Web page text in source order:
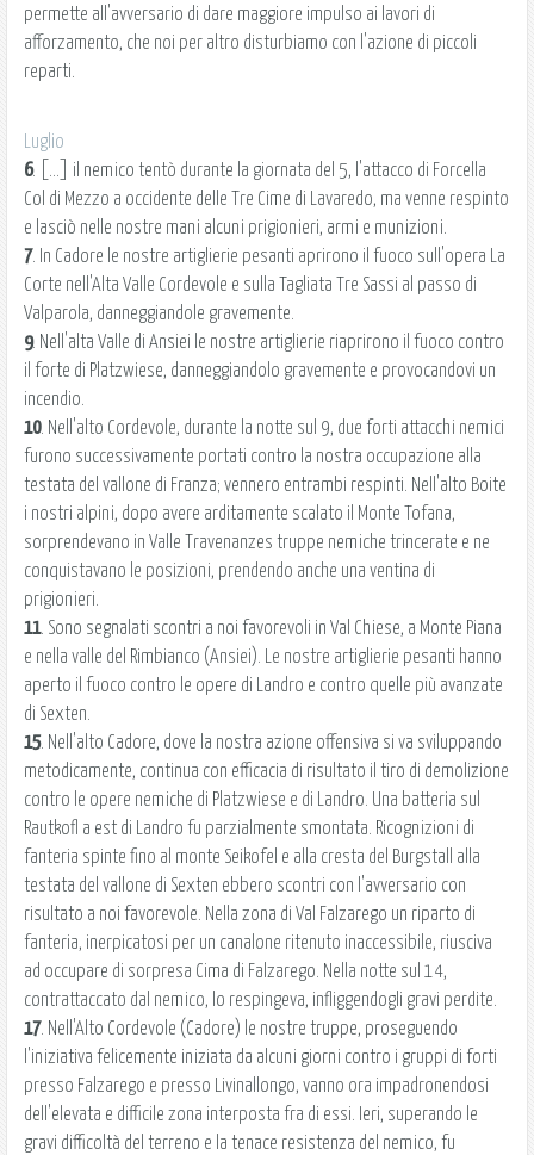
permette all'avversario di dare maggiore impulso ai lavori di
afforzamento, che noi per altro disturbiamo con l'azione di piccoli
reparti.
Luglio
6. [...] il nemico tentò durante la giornata del 5, l'attacco di Forcella
Col di Mezzo a occidente delle Tre Cime di Lavaredo, ma venne respinto
e lasciò nelle nostre mani alcuni prigionieri, armi e munizioni.
7. In Cadore le nostre artiglierie pesanti aprirono il fuoco sull'opera La
Corte nell'Alta Valle Cordevole e sulla Tagliata Tre Sassi al passo di
Valparola, danneggiandole gravemente.
9. Nell'alta Valle di Ansiei le nostre artiglierie riaprirono il fuoco contro
il forte di Platzwiese, danneggiandolo gravemente e provocandovi un
incendio.
10. Nell'alto Cordevole, durante la notte sul 9, due forti attacchi nemici
furono successivamente portati contro la nostra occupazione alla
testata del vallone di Franza; vennero entrambi respinti. Nell'alto Boite
i nostri alpini, dopo avere arditamente scalato il Monte Tofana,
sorprendevano in Valle Travenanzes truppe nemiche trincerate e ne
conquistavano le posizioni, prendendo anche una ventina di
prigionieri.
11. Sono segnalati scontri a noi favorevoli in Val Chiese, a Monte Piana
e nella valle del Rimbianco (Ansiei). Le nostre artiglierie pesanti hanno
aperto il fuoco contro le opere di Landro e contro quelle più avanzate
di Sexten.
15. Nell'alto Cadore, dove la nostra azione offensiva si va sviluppando
metodicamente, continua con efficacia di risultato il tiro di demolizione
contro le opere nemiche di Platzwiese e di Landro. Una batteria sul
Rautkofl a est di Landro fu parzialmente smontata. Ricognizioni di
fanteria spinte fino al monte Seikofel e alla cresta del Burgstall alla
testata del vallone di Sexten ebbero scontri con l'avversario con
risultato a noi favorevole. Nella zona di Val Falzarego un riparto di
fanteria, inerpicatosi per un canalone ritenuto inaccessibile, riusciva
ad occupare di sorpresa Cima di Falzarego. Nella notte sul 14,
contrattaccato dal nemico, lo respingeva, infliggendogli gravi perdite.
17. Nell'Alto Cordevole (Cadore) le nostre truppe, proseguendo
l'iniziativa felicemente iniziata da alcuni giorni contro i gruppi di forti
presso Falzarego e presso Livinallongo, vanno ora impadronendosi
dell'elevata e difficile zona interposta fra di essi. Ieri, superando le
gravi difficoltà del terreno e la tenace resistenza del nemico, fu